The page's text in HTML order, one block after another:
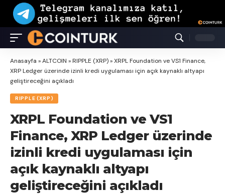
Anasayfa »ALTCOIN »RIPPLE (XRP)»XRPL Foundation ve VS1 Finance,
XRP Ledger üzerinde izinli kredi uygulaması için açık kaynaklı altyapı
geliştireceğini açıkladı
RIPPLE (XRP)
XRPL Foundation ve VS1
Finance, XRP Ledger üzerinde
izinli kredi uygulaması için
açık kaynaklı altyapı
geliştireceğini açıkladı